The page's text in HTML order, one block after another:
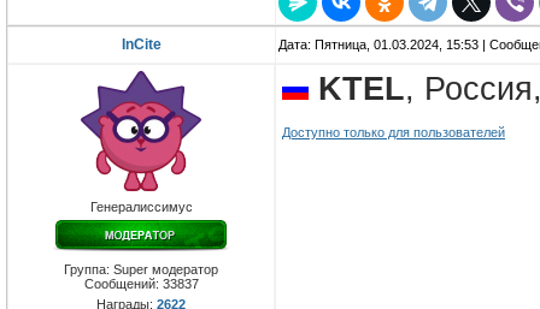
InCite Дата: Пятница, 01.03.2024, 15:53 |
Генералиссимус
Группа: Super модератор
Сообщений: 33837
Награды: 2622
KTEL,
Доступно только для пользователей